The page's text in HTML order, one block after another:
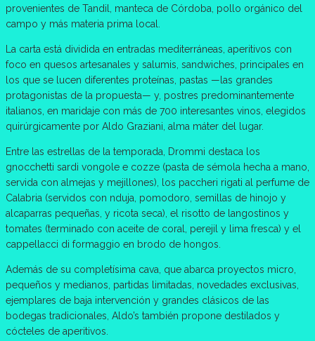
provenientes de Tandil, manteca de Córdoba, pollo orgánico del
campo y más materia prima local.
La carta está dividida en entradas mediterráneas, aperitivos con
foco en quesos artesanales y salumis, sandwiches, principales en
los que se lucen diferentes proteínas, pastas —las grandes
protagonistas de la propuesta— y, postres predominantemente
italianos, en maridaje con más de 700 interesantes vinos, elegidos
quirúrgicamente por Aldo Graziani, alma máter del lugar.
Entre las estrellas de la temporada, Drommi destaca los
gnocchetti sardi vongole e cozze (pasta de sémola hecha a mano,
servida con almejas y mejillones), los paccheri rigati al perfume de
Calabria (servidos con nduja, pomodoro, semillas de hinojo y
alcaparras pequeñas, y ricota seca), el risotto de langostinos y
tomates (terminado con aceite de coral, perejil y lima fresca) y el
cappellacci di formaggio en brodo de hongos.
Además de su completísima cava, que abarca proyectos micro,
pequeños y medianos, partidas limitadas, novedades exclusivas,
ejemplares de baja intervención y grandes clásicos de las
bodegas tradicionales, Aldo’s también propone destilados y
cócteles de aperitivos.